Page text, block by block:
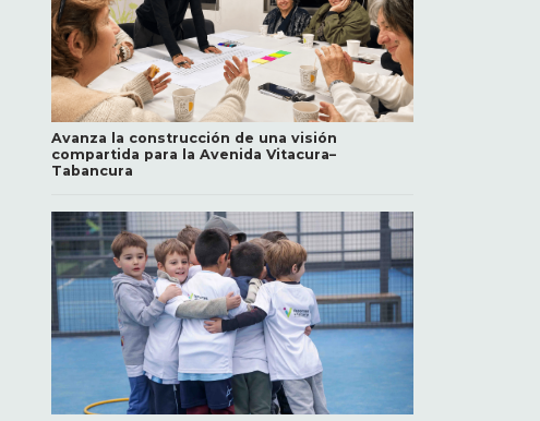
Avanza la construcción de una visión
compartida para la Avenida Vitacura–
Tabancura